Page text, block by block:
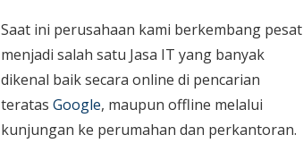
Saat ini perusahaan kami berkembang pesat
menjadi salah satu Jasa IT yang banyak
dikenal baik secara online di pencarian
teratas Google, maupun offline melalui
kunjungan ke perumahan dan perkantoran.